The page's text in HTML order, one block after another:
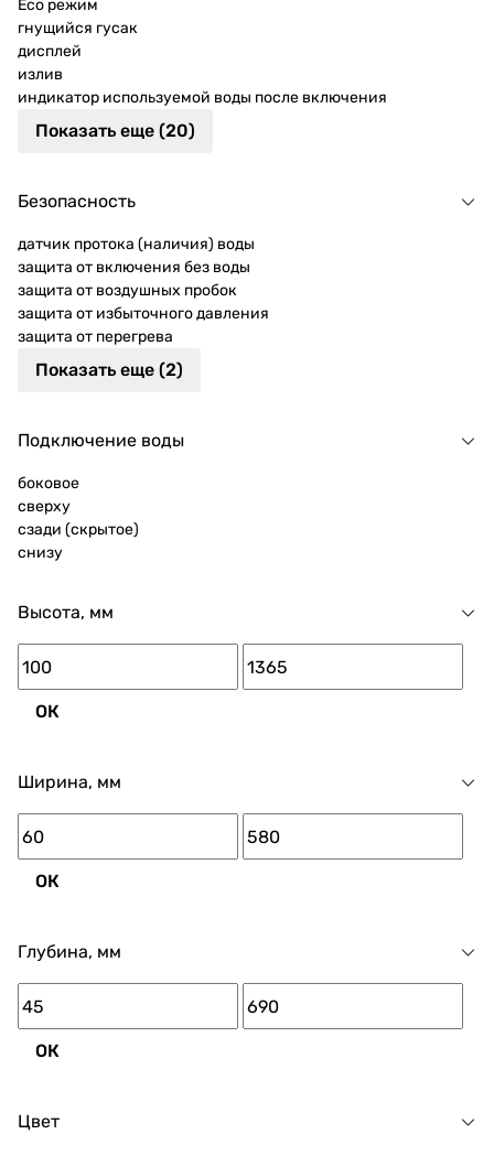
Eco режим
гнущийся гусак
дисплей
излив
индикатор используемой воды после включения
Показать еще (20)
Безопасность
датчик протока (наличия) воды
защита от включения без воды
защита от воздушных пробок
защита от избыточного давления
защита от перегрева
Показать еще (2)
Подключение воды
боковое
сверху
сзади (скрытое)
снизу
Высота, мм
ОК
Ширина, мм
ОК
Глубина, мм
ОК
Цвет